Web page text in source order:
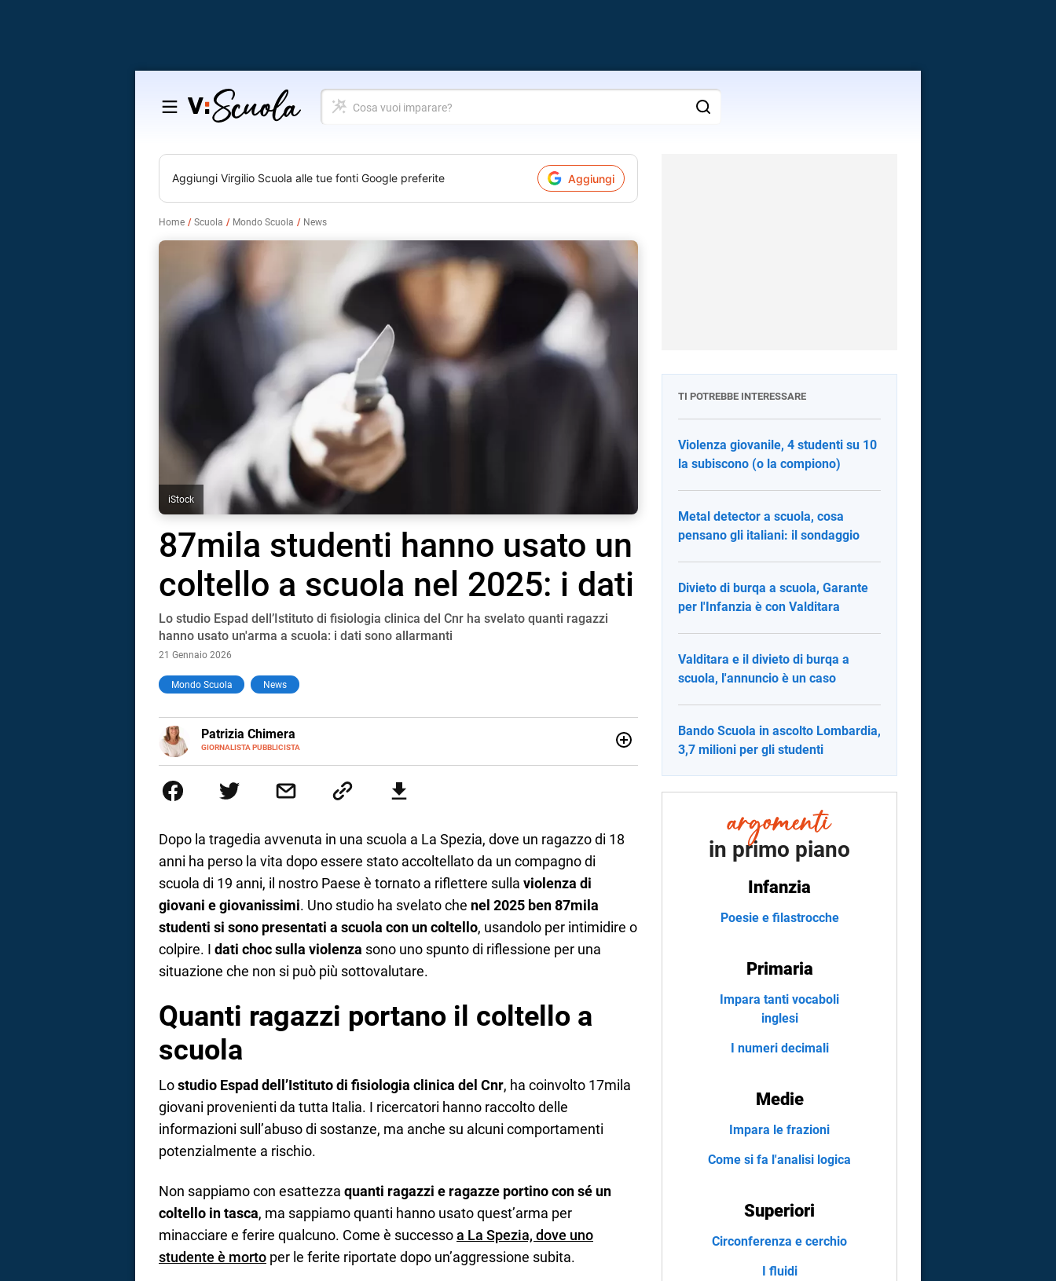
Salta
contenuto
Cosa
vuoi
Aggiungi Virgilio Scuola alle tue fonti Google preferite Aggiungi
Home Scuola Mondo Scuola News
iStock
87mila studenti hanno usato un
coltello a scuola nel 2025: i dati
Lo studio Espad dell’Istituto di fisiologia clinica del Cnr ha svelato quanti ragazzi
hanno usato un'arma a scuola: i dati sono allarmanti
21 Gennaio 2026
Mondo Scuola News
Patrizia Chimera
GIORNALISTA PUBBLICISTA
E-
MAIL
LINKEDIN
comunicazione specializzandosi nella scrittura di articoli sul mondo scolastico.
Dopo la tragedia avvenuta in una scuola a La Spezia, dove un ragazzo di 18
anni ha perso la vita dopo essere stato accoltellato da un compagno di
scuola di 19 anni, il nostro Paese è tornato a riflettere sulla violenza di
giovani e giovanissimi. Uno studio ha svelato che nel 2025 ben 87mila
studenti si sono presentati a scuola con un coltello, usandolo per intimidire o
colpire. I dati choc sulla violenza sono uno spunto di riflessione per una
situazione che non si può più sottovalutare.
Quanti ragazzi portano il coltello a
scuola
Lostudio Espad dell’Istituto di fisiologia clinica del Cnr, ha coinvolto 17mila
giovani provenienti da tutta Italia. I ricercatori hanno raccolto delle
informazioni sull’abuso di sostanze, ma anche su alcuni comportamenti
potenzialmente a rischio.
Non sappiamo con esattezza quanti ragazzi e ragazze portino con sé un
coltello in tasca, ma sappiamo quanti hanno usato quest’arma per
minacciare e ferire qualcuno. Come è successoa La Spezia, dove uno
studente è morto per le ferite riportate dopo un’aggressione subita.
TI POTREBBE INTERESSARE
Violenza giovanile, 4 studenti su 10
la subiscono (o la compiono)
Metal detector a scuola, cosa
pensano gli italiani: il sondaggio
Divieto di burqa a scuola, Garante
per l'Infanzia è con Valditara
Valditara e il divieto di burqa a
scuola, l'annuncio è un caso
Bando Scuola in ascolto Lombardia,
3,7 milioni per gli studenti
in primo piano
Infanzia
Poesie e filastrocche
Primaria
Impara tanti vocaboli
inglesi
I numeri decimali
Medie
Impara le frazioni
Come si fa l'analisi logica
Superiori
Circonferenza e cerchio
I fluidi